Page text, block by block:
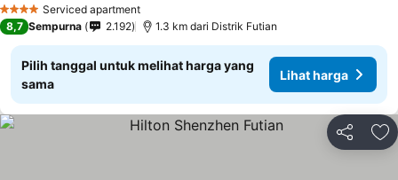
4 BintangServiced apartment
8,7 Sempurna 2.192 1.3 km dari Distrik Futian
Pilih tanggal untuk melihat harga yang
sama
Lihat harga
Bagikan